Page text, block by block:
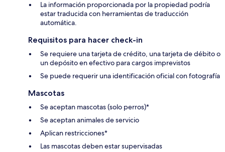
La información proporcionada por la propiedad podría
estar traducida con herramientas de traducción
automática.
Requisitos para hacer check-in
Se requiere una tarjeta de crédito, una tarjeta de débito o
un depósito en efectivo para cargos imprevistos
Se puede requerir una identificación oficial con fotografía
Mascotas
Se aceptan mascotas (solo perros)*
Se aceptan animales de servicio
Aplican restricciones*
Las mascotas deben estar supervisadas